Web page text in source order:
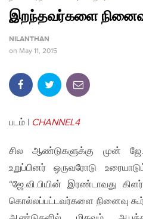
இறந்தவர்களை
NILANTHAN
on May 11, 2015
படம் | CHANNEL4
சில ஆண்டுகளுக்கு முன்
உறுப்பினர் ஒருவரோடு
“ஜே.வி.பியின் இரண்டாவது
கொல்லப்பட்டவர்களை நினைவு